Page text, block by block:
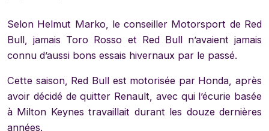
Selon Helmut Marko, le conseiller Motorsport de Red
Bull, jamais Toro Rosso et Red Bull n’avaient jamais
connu d’aussi bons essais hivernaux par le passé.
Cette saison, Red Bull est motorisée par Honda, après
avoir décidé de quitter Renault, avec qui l’écurie basée
à Milton Keynes travaillait durant les douze dernières
années.